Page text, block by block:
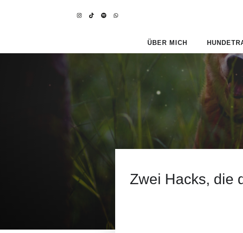
ÜBER MICH
Zwei Hacks, die